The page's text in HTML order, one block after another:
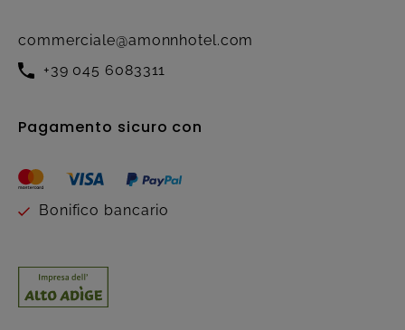
commerciale@amonnhotel.com
+39 045 6083311
Pagamento sicuro con
Bonifico bancario